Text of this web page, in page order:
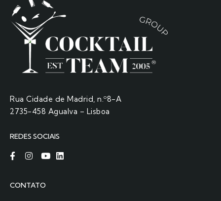
Rua Cidade de Madrid, n.º8-A
2735-458 Agualva – Lisboa
REDES SOCIAIS
CONTATO